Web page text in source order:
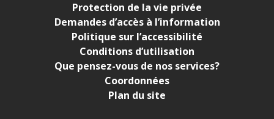
Protection de la vie privée
Demandes d’accès à l’information
Politique sur l’accessibilité
Conditions d’utilisation
Que pensez-vous de nos services?
Coordonnées
Plan du site